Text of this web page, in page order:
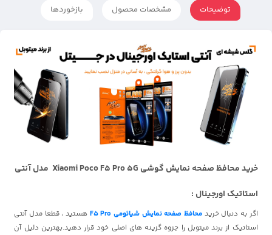
توضیحات مشخصات محصول بازخوردها
خرید محافظ صفحه نمایش گوشی Xiaomi Poco F5 Pro 5G مدل آنتی
استاتیک اورجینال :
اگر به دنبال خرید محافظ صفحه نمایش شیائومی F5 Pro
هستید ، قطعا مدل آنتی
استاتیک از برند میتوبل را جزوه گزینه های اصلی خود قرار دهید.بهترین دلیل آن